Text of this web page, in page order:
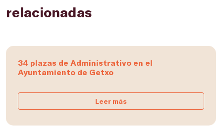
relacionadas
34 plazas de Administrativo en el
Ayuntamiento de Getxo
Leer más